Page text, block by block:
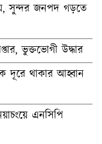
সুন্দর জনপদ গড়তে
ভুক্তভোগী উদ্ধার
দূরে থাকার আহ্বান
এনসিপি